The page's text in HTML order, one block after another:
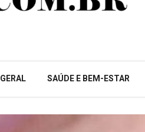
GERAL SAÚDE E BEM-ESTAR